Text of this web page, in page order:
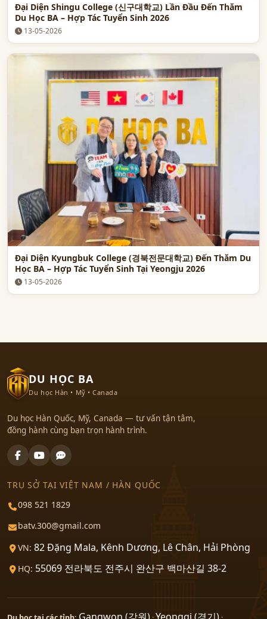
Đại Diện Shingu College (신구대학교) Lần Đầu Đến Thăm
Du Học BA – Hợp Tác Tuyển Sinh 2026
13-05-2026
Đại Diện Kyungbuk College (경북전문대학교) Đến Thăm Du
Học BA – Hợp Tác Tuyển Sinh Tại Yeongju 2026
13-05-2026
DU HỌC BA
Du học Hàn • Mỹ • Canada
Du học Hàn Quốc, Mỹ, Canada — tư vấn tận tâm,
đồng hành cùng bạn trọn hành trình.
TRỤ SỞ TẠI VIỆT NAM / HÀN QUỐC
098 521 1829
batv.300@gmail.com
VN: 82 Đặng Mala, Kênh Dương, Lê Chân, Hải Phòng
HQ: 55069 전라북도 전주시 완산구 백마산길 38-2